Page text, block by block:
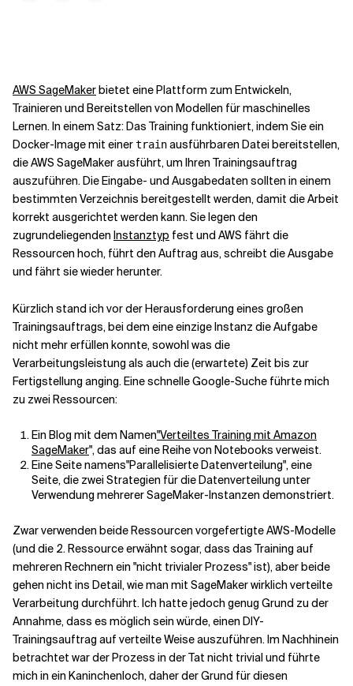
Verwandte Themen
AWS SageMakerbietet eine Plattform zum Entwickeln,
Trainieren und Bereitstellen von Modellen für maschinelles
Lernen. In einem Satz: Das Training funktioniert, indem Sie ein
Docker-Image mit einertrainausführbaren Datei bereitstellen,
die AWS SageMaker ausführt, um Ihren Trainingsauftrag
auszuführen. Die Eingabe- und Ausgabedaten sollten in einem
bestimmten Verzeichnis bereitgestellt werden, damit die Arbeit
korrekt ausgerichtet werden kann. Sie legen den
zugrundeliegenden Instanztyp fest und AWS fährt die
Ressourcen hoch, führt den Auftrag aus, schreibt die Ausgabe
und fährt sie wieder herunter.
Kürzlich stand ich vor der Herausforderung eines großen
Trainingsauftrags, bei dem eine einzige Instanz die Aufgabe
nicht mehr erfüllen konnte, sowohl was die
Verarbeitungsleistung als auch die (erwartete) Zeit bis zur
Fertigstellung anging. Eine schnelle Google-Suche führte mich
zu zwei Ressourcen:
Ein Blog mit dem Namen"Verteiltes Training mit Amazon
SageMaker", das auf eine Reihe von Notebooks verweist.
Eine Seite namens"Parallelisierte Datenverteilung", eine
Seite, die zwei Strategien für die Datenverteilung unter
Verwendung mehrerer SageMaker-Instanzen demonstriert.
Zwar verwenden beide Ressourcen vorgefertigte AWS-Modelle
(und die 2. Ressource erwähnt sogar, dass das Training auf
mehreren Rechnern ein "nicht trivialer Prozess" ist), aber beide
gehen nicht ins Detail, wie man mit SageMaker wirklich verteilte
Verarbeitung durchführt. Ich hatte jedoch genug Grund zu der
Annahme, dass es möglich sein würde, einen DIY-
Trainingsauftrag auf verteilte Weise auszuführen. Im Nachhinein
betrachtet war der Prozess in der Tat nicht trivial und führte
mich in ein Kaninchenloch, daher der Grund für diesen